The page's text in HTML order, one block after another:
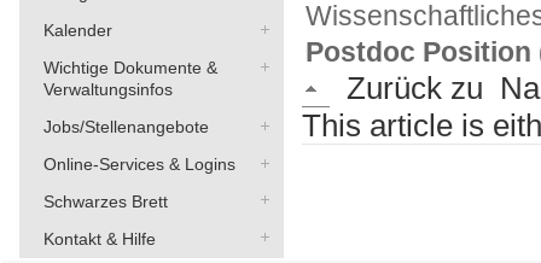
Kalender
Wichtige Dokumente &
Verwaltungsinfos
Jobs/Stellenangebote
Online-Services & Logins
Schwarzes Brett
Kontakt & Hilfe
Postdoc Position
Zurück zu
This article is